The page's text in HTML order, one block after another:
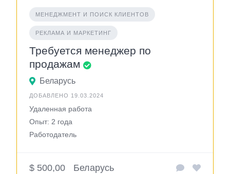
МЕНЕДЖМЕНТ И ПОИСК КЛИЕНТОВ
РЕКЛАМА И МАРКЕТИНГ
Требуется менеджер по
продажам
Беларусь
ДОБАВЛЕНО 19.03.2024
Удаленная работа
Опыт: 2 года
Работодатель
$ 500,00 Беларусь